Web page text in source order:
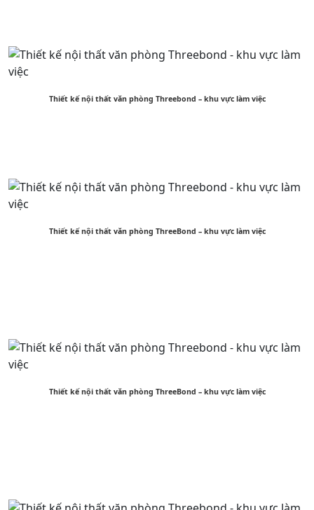
Thiết kế nội thất văn phòng Threebond – khu vực làm việc
Thiết kế nội thất văn phòng ThreeBond – khu vực làm việc
Thiết kế nội thất văn phòng ThreeBond – khu vực làm việc